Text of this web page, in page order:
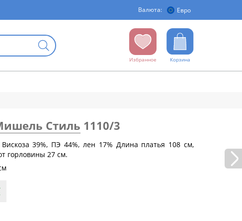
Валюта: Евро
Избранное Корзина
бедер (см)
Стиль 1110/3
Вискоза 39%, ПЭ 44%, лен 17% Длина платья 108 см,
горловины 27 см.